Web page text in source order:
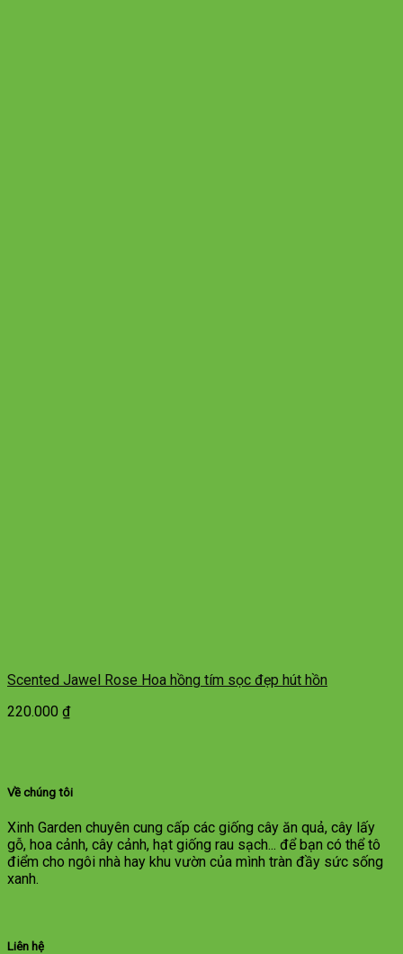
Scented Jawel Rose Hoa hồng tím sọc đẹp hút hồn
220.000 ₫
Về chúng tôi
Xinh Garden chuyên cung cấp các giống cây ăn quả, cây lấy
gỗ, hoa cảnh, cây cảnh, hạt giống rau sạch... để bạn có thể tô
điểm cho ngôi nhà hay khu vườn của mình tràn đầy sức sống
xanh.
Liên hệ